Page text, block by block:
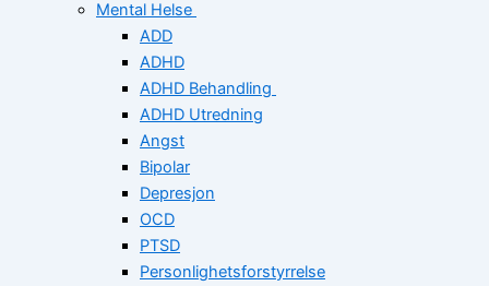
Mental Helse
ADD
ADHD
ADHD Behandling
ADHD Utredning
Angst
Bipolar
Depresjon
OCD
PTSD
Personlighetsforstyrrelse